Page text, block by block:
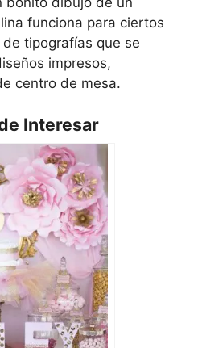
funciona para ciertos
tipografías que se
impresos,
centro de mesa.
Interesar